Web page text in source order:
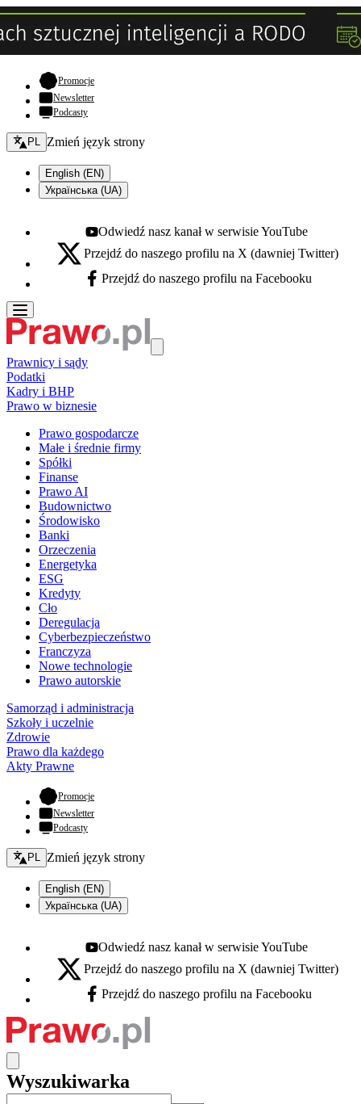
Promocje- otwiera się w nowej karcie
Newsletter
Podcasty
Zmień język - bieżący:
PL Zmień język strony
English (EN)
Українська (UA)
Youtube - otwiera się w nowej karcie
Odwiedź nasz kanał w serwisie YouTube
X - otwiera się w nowej karcie
Przejdź do naszego profilu na X (dawniej Twitter)
Facebook - otwiera się w nowej karcie
Przejdź do naszego profilu na Facebooku
Prawnicy i sądy
Podatki
Kadry i BHP
Prawo w biznesie
Prawo gospodarcze
Małe i średnie firmy
Spółki
Finanse
Prawo AI
Budownictwo
Środowisko
Banki
Orzeczenia
Energetyka
ESG
Kredyty
Cło
Deregulacja
Cyberbezpieczeństwo
Franczyza
Nowe technologie
Prawo autorskie
Samorząd i administracja
Szkoły i uczelnie
Zdrowie
Prawo dla każdego
Akty Prawne
Promocje- otwiera się w nowej karcie
Newsletter
Podcasty
Zmień język - bieżący:
PL Zmień język strony
English (EN)
Українська (UA)
Youtube - otwiera się w nowej karcie
Odwiedź nasz kanał w serwisie YouTube
X - otwiera się w nowej karcie
Przejdź do naszego profilu na X (dawniej Twitter)
Facebook - otwiera się w nowej karcie
Przejdź do naszego profilu na Facebooku
Wyszukiwarka